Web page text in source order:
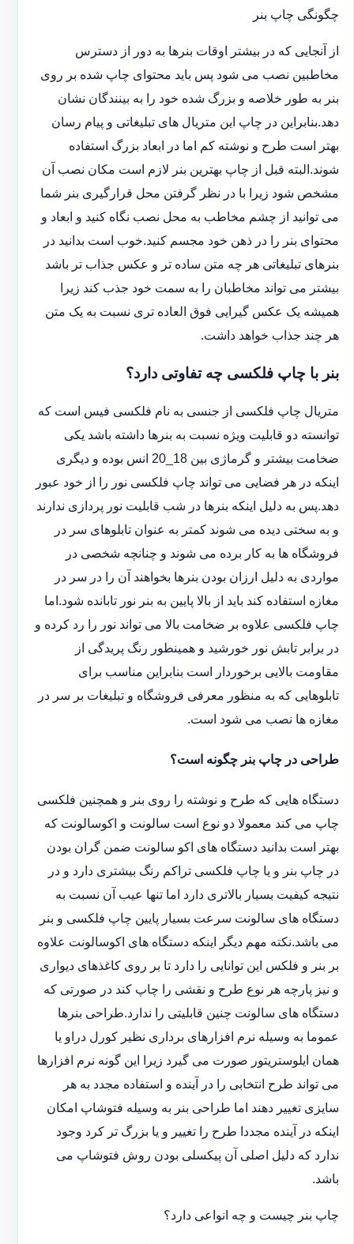
چگونگی چاپ بنر
از آنجایی که در بیشتر اوقات بنرها به دور از دسترس
مخاطبین نصب می شود پس باید محتوای چاپ شده بر روی
بنر به طور خلاصه و بزرگ شده خود را به بینندگان نشان
دهد.بنابراین در چاپ این متریال های تبلیغاتی و پیام رسان
بهتر است طرح و نوشته کم اما در ابعاد بزرگ استفاده
شوند.البته قبل از چاپ بهترین بنر لازم است مکان نصب آن
مشخص شود زیرا با در نظر گرفتن محل قرارگیری بنر شما
می توانید از چشم مخاطب به محل نصب نگاه کنید و ابعاد و
محتوای بنر را در ذهن خود مجسم کنید.خوب است بدانید در
بنرهای تبلیغاتی هر چه متن ساده تر و عکس جذاب تر باشد
بیشتر می تواند مخاطبان را به سمت خود جذب کند زیرا
همیشه یک عکس گیرایی فوق العاده تری نسبت به یک متن
هر چند جذاب خواهد داشت.
بنر با چاپ فلکسی چه تفاوتی دارد؟
متریال چاپ فلکسی از جنسی به نام فلکسی فیس است که
توانسته دو قابلیت ویژه نسبت به بنرها داشته باشد یکی
ضخامت بیشتر و گرماژی بین 18_20 انس بوده و دیگری
اینکه در هر فضایی می تواند چاپ فلکسی نور را از خود عبور
دهد.پس به دلیل اینکه بنرها در شب قابلیت نور پردازی ندارند
و به سختی دیده می شوند کمتر به عنوان تابلوهای سر در
فروشگاه ها به کار برده می شوند و چنانچه شخصی در
مواردی به دلیل ارزان بودن بنرها بخواهند آن را در سر در
مغازه استفاده کند باید از بالا پایین به بنر نور تابانده شود.اما
چاپ فلکسی علاوه بر ضخامت بالا می تواند نور را رد کرده و
در برابر تابش نور خورشید و همینطور رنگ پریدگی از
مقاومت بالایی برخوردار است بنابراین مناسب برای
تابلوهایی که به منظور معرفی فروشگاه و تبلیغات بر سر در
مغازه ها نصب می شود است.
طراحی در چاپ بنر چگونه است؟
دستگاه هایی که طرح و نوشته را روی بنر و همچنین فلکسی
چاپ می کند معمولا دو نوع است سالونت و اکوسالونت که
بهتر است بدانید دستگاه های اکو سالونت ضمن گران بودن
در چاپ بنر و یا چاپ فلکسی تراکم رنگ بیشتری دارد و در
نتیجه کیفیت بسیار بالاتری دارد اما تنها عیب آن نسبت به
دستگاه های سالونت سرعت بسیار پایین چاپ فلکسی و بنر
می باشد.نکته مهم دیگر اینکه دستگاه های اکوسالونت علاوه
بر بنر و فلکس این توانایی را دارد تا بر روی کاغذهای دیواری
و نیز پارچه هر نوع طرح و نقشی را چاپ کند در صورتی که
دستگاه های سالونت چنین قابلیتی را ندارد.طراحی بنرها
عموما به وسیله نرم افزارهای برداری نظیر کورل دراو یا
همان ایلوستریتور صورت می گیرد زیرا این گونه نرم افزارها
می تواند طرح انتخابی را در آینده و استفاده مجدد به هر
سایزی تغییر دهند اما طراحی بنر به وسیله فتوشاپ امکان
اینکه در آینده مجددا طرح را تغییر و یا بزرگ تر کرد وجود
ندارد که دلیل اصلی آن پیکسلی بودن روش فتوشاپ می
باشد.
چاپ بنر چیست و چه انواعی دارد؟